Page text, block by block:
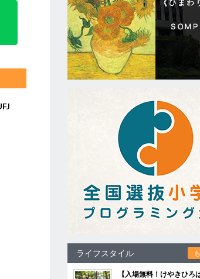
ライフスタイル
【入場無料！けやきひろ